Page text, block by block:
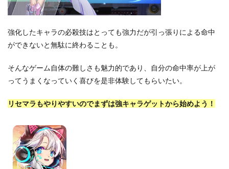
強化したキャラの必殺技はとっても強力だが引っ張りによる命中
ができないと無駄に終わることも。
そんなゲーム自体の難しさも魅力的であり、自分の命中率が上が
ってうまくなっていく喜びを是非体験してもらいたい。
リセマラもやりやすいのでまずは強キャラゲットから始めよう！